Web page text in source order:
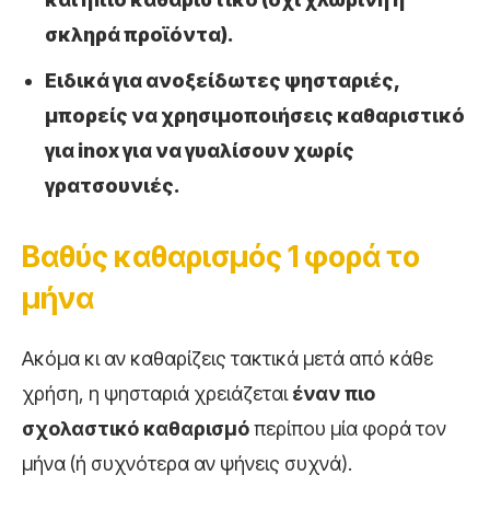
σκληρά προϊόντα).
Ειδικά για ανοξείδωτες ψησταριές,
μπορείς να χρησιμοποιήσεις καθαριστικό
για inox για να γυαλίσουν χωρίς
γρατσουνιές.
Βαθύς καθαρισμός 1 φορά το
μήνα
Ακόμα κι αν καθαρίζεις τακτικά μετά από κάθε
χρήση, η ψησταριά χρειάζεταιέναν πιο
σχολαστικό καθαρισμόπερίπου μία φορά τον
μήνα (ή συχνότερα αν ψήνεις συχνά).